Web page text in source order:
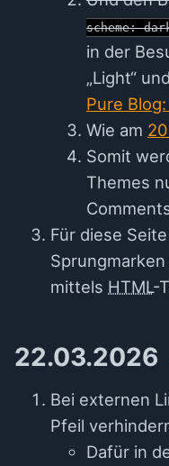
scheme:
in der
„Light“
Pure
Wie am
Somit
Themes
Für diese
mittels HTML-
22.03.2026
Bei externen
Pfeil
Dafür in